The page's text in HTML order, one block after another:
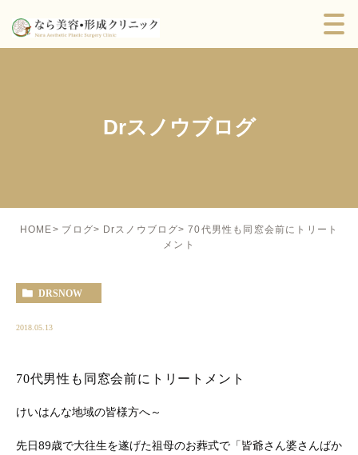
Drスノウブログ
HOME ブログ Drスノウブログ
70代男性も同窓会前にトリート
メント
DRSNOW
2018.05.13
70代男性も同窓会前にトリートメント
けいはんな地域の皆様方へ～
先日89歳で大往生を遂げた祖母のお葬式で「皆爺さん婆さんばか